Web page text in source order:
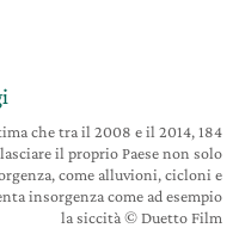
che tra il 2008 e il 2014, 184
il proprio Paese non solo
come alluvioni, cicloni e
insorgenza come ad esempio
la siccità © Duetto Film